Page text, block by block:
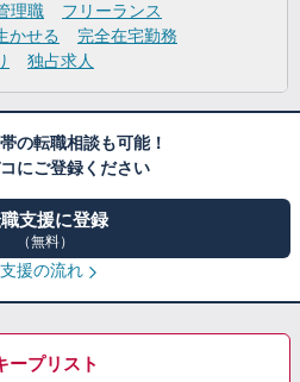
理職
フリーランス
かせる
完全在宅勤務
独占求人
の転職相談も可能！
にご登録ください
支援に登録
（無料）
援の流れ
ープリスト